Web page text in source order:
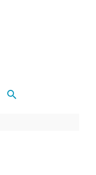
Rechercher